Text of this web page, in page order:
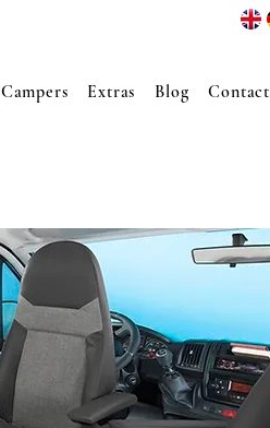
Campers Extras Blog Contact